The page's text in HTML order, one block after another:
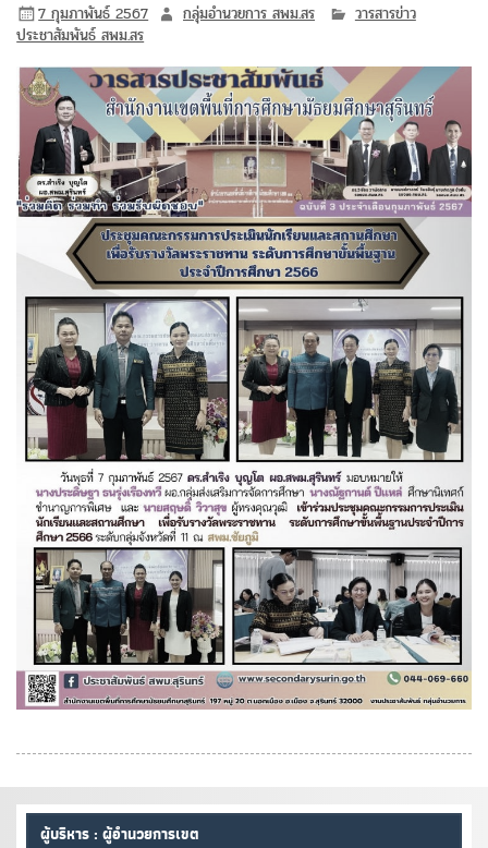
7 กุมภาพันธ์ 2567 กลุ่มอำนวยการ สพม.สร
วารสารข่าว
ประชาสัมพันธ์ สพม.สร
ผู้บริหาร : ผู้อำนวยการเขต